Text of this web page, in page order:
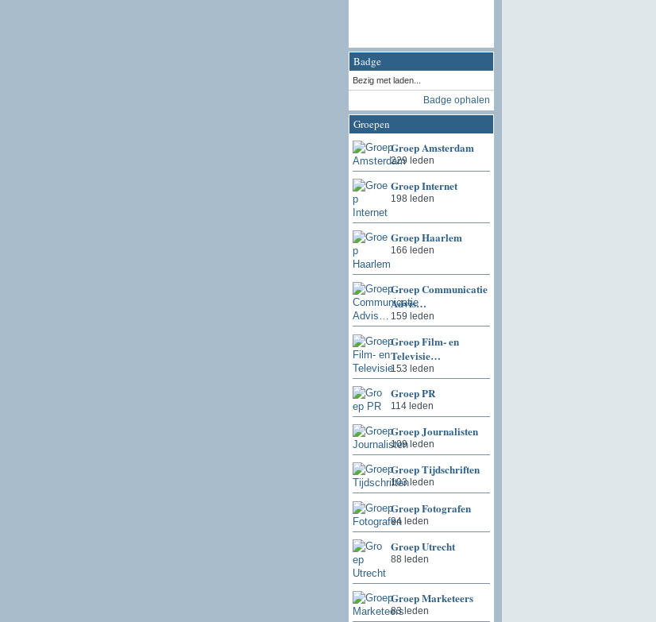
Badge
Bezig met laden...
Badge ophalen
Groepen
Groep Amsterdam
229 leden
Groep Internet
198 leden
Groep Haarlem
166 leden
Groep Communicatie
Advis…
159 leden
Groep Film- en
Televisie…
153 leden
Groep PR
114 leden
Groep Journalisten
109 leden
Groep Tijdschriften
103 leden
Groep Fotografen
94 leden
Groep Utrecht
88 leden
Groep Marketeers
83 leden